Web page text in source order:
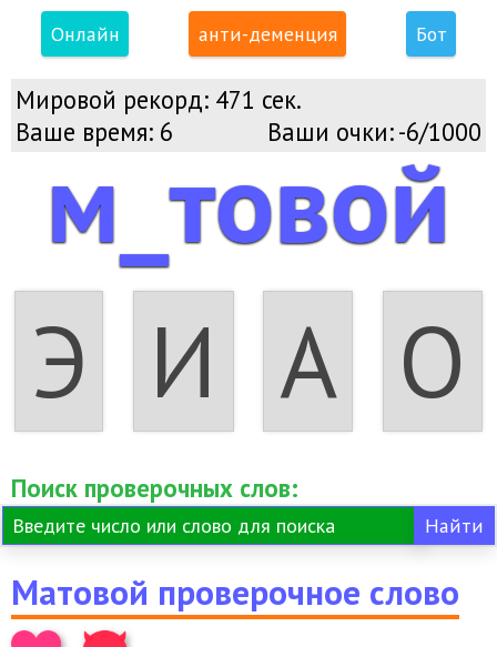
Онлайн анти-деменция Бот
Мировой рекорд: 471 сек.
Ваше время: 6 Ваши очки:-6/1000
м_товой
Э И А О
Поиск проверочных слов:
Матовой проверочное слово